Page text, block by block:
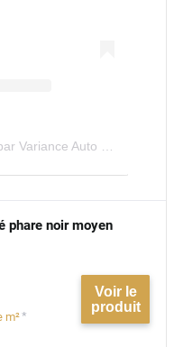
phare noir moyen
m²*
Voir le
produit